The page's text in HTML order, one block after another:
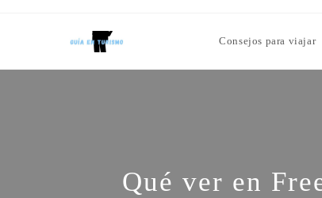
Consejos para viajar
Qué ver en